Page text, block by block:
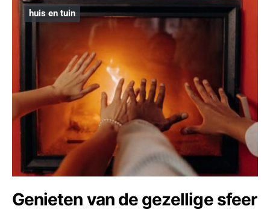
huis en tuin
Genieten van de gezellige sfeer